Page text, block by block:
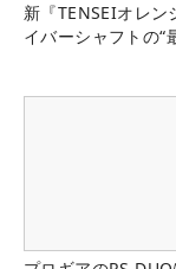
新『TENSEIオレン
イバーシャフトの“